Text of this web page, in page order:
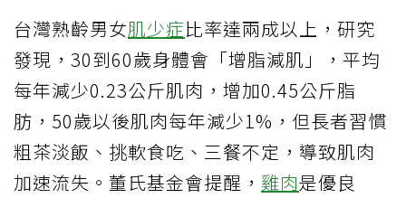
台灣熟齡男女肌少症比率達兩成以上，研究
發現，30到60歲身體會「增脂減肌」，平均
每年減少0.23公斤肌肉，增加0.45公斤脂
肪，50歲以後肌肉每年減少1%，但長者習慣
粗茶淡飯、挑軟食吃、三餐不定，導致肌肉
加速流失。董氏基金會提醒， 雞肉是優良